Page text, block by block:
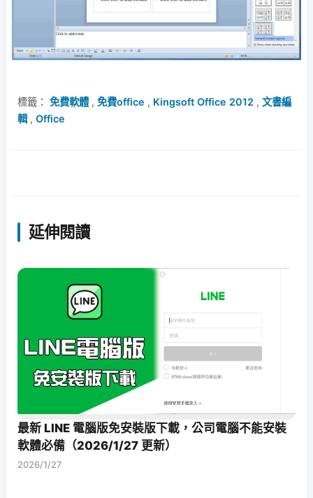
標籤： 免費軟體, 免費office , Kingsoft Office 2012 , 文書編
輯, Office
延伸閱讀
最新 LINE 電腦版免安裝版下載，公司電腦不能安裝
軟體必備（2026/1/27 更新）
2026/1/27